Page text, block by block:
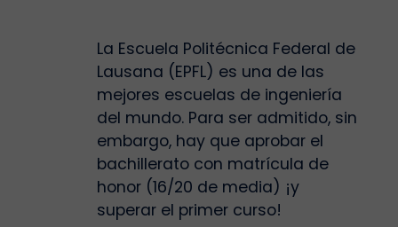
La Escuela Politécnica Federal de
Lausana (EPFL) es una de las
mejores escuelas de ingeniería
del mundo. Para ser admitido, sin
embargo, hay que aprobar el
bachillerato con matrícula de
honor (16/20 de media) ¡y
superar el primer curso!